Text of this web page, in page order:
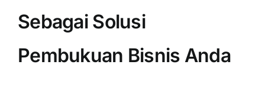
Sebagai Solusi
Pembukuan Bisnis Anda